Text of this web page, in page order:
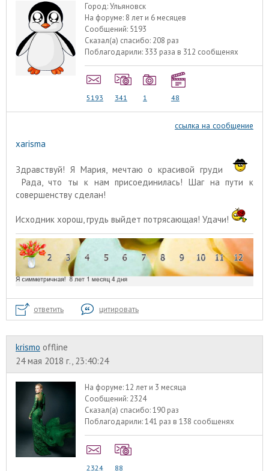
Город:Ульяновск
На форуме: 8 лет и 6 месяцев
Сообщений: 5193
Сказал(а) спасибо: 208 раз
Поблагодарили: 333 раза в 312 сообщенях
5193 341 1 48
ссылка на сообщение
xarisma
Здравствуй! Я Мария, мечтаю о красивой груди
Рада, что ты к нам присоединилась! Шаг на пути к
совершенству сделан!
Исходник хорош, грудь выйдет потрясающая! Удачи!
ответить цитировать
krismo offline
24 мая 2018 г., 23:40:24
На форуме:12 лет и 3 месяца
Сообщений: 2324
Сказал(а) спасибо:190 раз
Поблагодарили:141 раз в 138 сообщенях
2324 88